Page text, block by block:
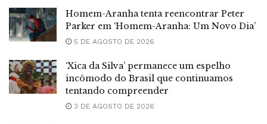
Homem-Aranha tenta reencontrar Peter
Parker em ‘Homem-Aranha: Um Novo Dia’
5 DE AGOSTO DE 2026
‘Xica da Silva’ permanece um espelho
incômodo do Brasil que continuamos
tentando compreender
3 DE AGOSTO DE 2026